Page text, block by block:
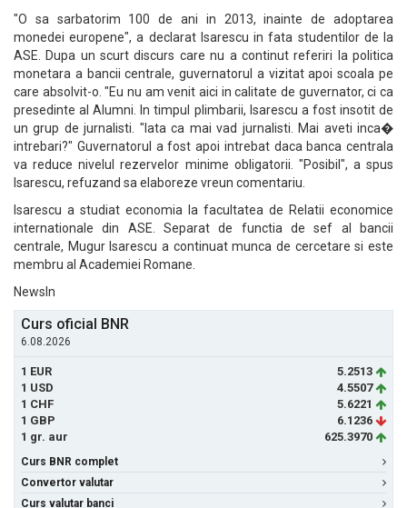
"O sa sarbatorim 100 de ani in 2013, inainte de adoptarea
monedei europene", a declarat Isarescu in fata studentilor de la
ASE. Dupa un scurt discurs care nu a continut referiri la politica
monetara a bancii centrale, guvernatorul a vizitat apoi scoala pe
care absolvit-o. "Eu nu am venit aici in calitate de guvernator, ci ca
presedinte al Alumni. In timpul plimbarii, Isarescu a fost insotit de
un grup de jurnalisti. "Iata ca mai vad jurnalisti. Mai aveti inca�
intrebari?" Guvernatorul a fost apoi intrebat daca banca centrala
va reduce nivelul rezervelor minime obligatorii. "Posibil", a spus
Isarescu, refuzand sa elaboreze vreun comentariu.
Isarescu a studiat economia la facultatea de Relatii economice
internationale din ASE. Separat de functia de sef al bancii
centrale, Mugur Isarescu a continuat munca de cercetare si este
membru al Academiei Romane.
NewsIn
Curs oficial BNR
6.08.2026
1 EUR
5.2513
1 USD
4.5507
1 CHF
5.6221
1 GBP
6.1236
1 gr. aur
625.3970
Curs BNR complet
Convertor valutar
Curs valutar banci